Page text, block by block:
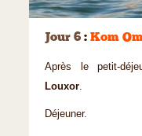
Jour 6 : Kom
Après le petit-
Louxor.
Déjeuner.